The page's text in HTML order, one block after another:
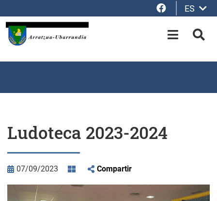
Facebook
ES
OPEN-
Ludoteca 2023-2024
07/09/2023 Compartir